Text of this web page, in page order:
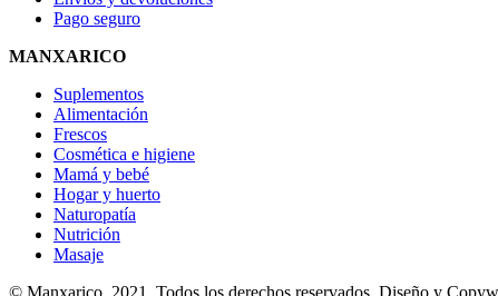
Pago seguro
MANXARICO
Suplementos
Alimentación
Frescos
Cosmética e higiene
Mamá y bebé
Hogar y huerto
Naturopatía
Nutrición
Masaje
© Manxarico. 2021. Todos los derechos reservados. Diseño y